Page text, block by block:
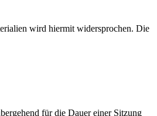
wird hiermit widersprochen. Die
für die Dauer einer Sitzung